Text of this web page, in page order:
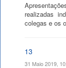
realizadas
colegas e os
13
31 Maio 2019,